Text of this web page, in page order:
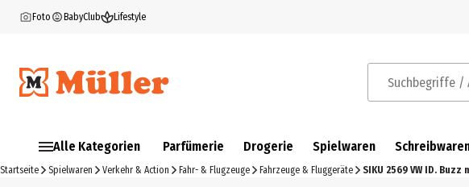
Foto BabyClub Lifestyle
Suchbegriffe /
Alle Kategorien Parfümerie Drogerie Spielwaren
Startseite Spielwaren Verkehr & Action Fahr- & Flugzeuge Fahrzeuge & Fluggeräte SIKU 2569 VW ID. Buzz